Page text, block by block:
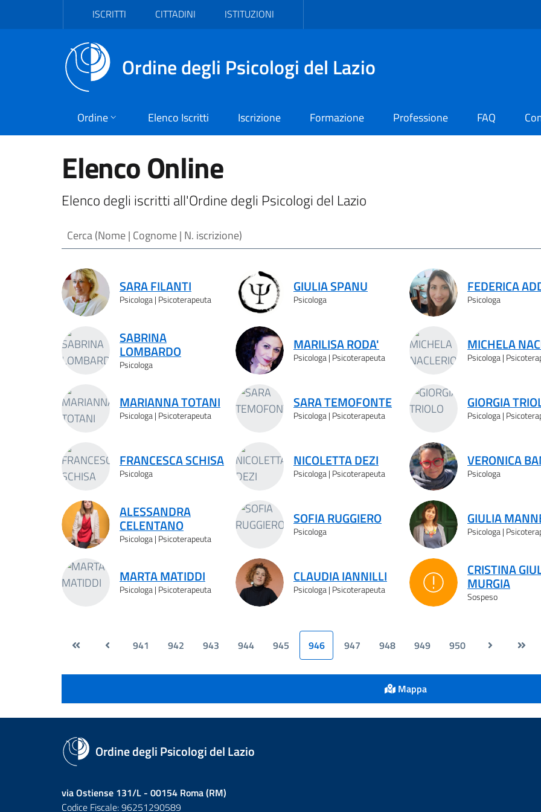
Vai al contenuto principale
ISCRITTI CITTADINI ISTITUZIONI
Ordine degli Psicologi del Lazio
Ordine Elenco Iscritti Iscrizione Formazione Professione FAQ
Elenco Online
Elenco degli iscritti all'Ordine degli Psicologi del Lazio
Cerca (Nome | Cognome | N. iscrizione)
Risultati ricerca
SARA FILANTI
Psicologa | Psicoterapeuta
GIULIA SPANU
Psicologa
FEDERICA
Psicologa
SABRINA
LOMBARDO
Psicologa
MARILISA RODA'
Psicologa | Psicoterapeuta
MICHELA
Psicologa |
MARIANNA TOTANI
Psicologa | Psicoterapeuta
SARA TEMOFONTE
Psicologa | Psicoterapeuta
GIORGIA
Psicologa |
FRANCESCA SCHISA
Psicologa
NICOLETTA DEZI
Psicologa | Psicoterapeuta
VERONICA
Psicologa
ALESSANDRA
CELENTANO
Psicologa | Psicoterapeuta
SOFIA RUGGIERO
Psicologa
GIULIA
Psicologa |
MARTA MATIDDI
Psicologa | Psicoterapeuta
CLAUDIA IANNILLI
Psicologa | Psicoterapeuta Sospeso
CRISTINA
MURGIA
Sospeso
941 942 943 944 945 946 947 948 949 950
Mappa
Ordine degli Psicologi del Lazio
via Ostiense 131/L - 00154 Roma (RM)
Codice Fiscale: 96251290589